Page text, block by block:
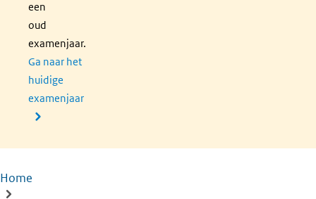
een
oud
examenjaar.
Ga naar het
huidige
examenjaar
Home